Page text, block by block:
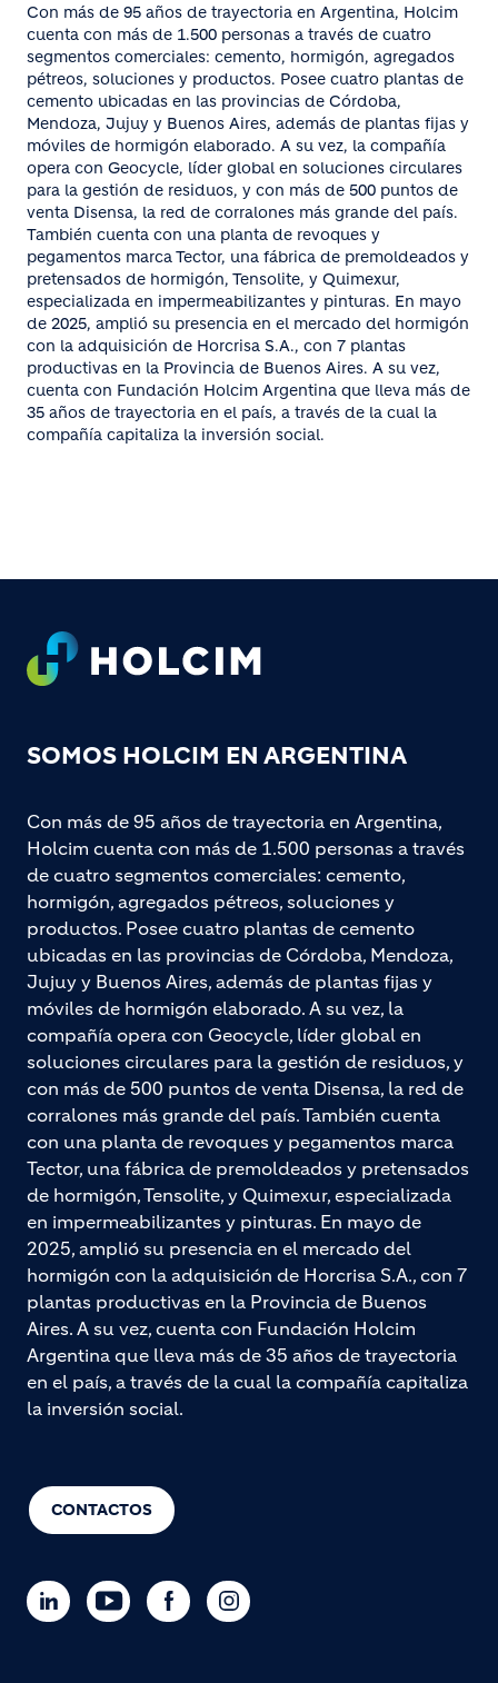
Con más de 95 años de trayectoria en Argentina, Holcim
cuenta con más de 1.500 personas a través de cuatro
segmentos comerciales: cemento, hormigón, agregados
pétreos, soluciones y productos. Posee cuatro plantas de
cemento ubicadas en las provincias de Córdoba,
Mendoza, Jujuy y Buenos Aires, además de plantas fijas y
móviles de hormigón elaborado. A su vez, la compañía
opera con Geocycle, líder global en soluciones circulares
para la gestión de residuos, y con más de 500 puntos de
venta Disensa, la red de corralones más grande del país.
También cuenta con una planta de revoques y
pegamentos marca Tector, una fábrica de premoldeados y
pretensados de hormigón, Tensolite, y Quimexur,
especializada en impermeabilizantes y pinturas. En mayo
de 2025, amplió su presencia en el mercado del hormigón
con la adquisición de Horcrisa S.A., con 7 plantas
productivas en la Provincia de Buenos Aires. A su vez,
cuenta con Fundación Holcim Argentina que lleva más de
35 años de trayectoria en el país, a través de la cual la
compañía capitaliza la inversión social.
Footer
SOMOS HOLCIM EN ARGENTINA
CONTACTOS
Con más de 95 años de trayectoria en Argentina,
Holcim cuenta con más de 1.500 personas a través
de cuatro segmentos comerciales: cemento,
hormigón, agregados pétreos, soluciones y
productos. Posee cuatro plantas de cemento
ubicadas en las provincias de Córdoba, Mendoza,
Jujuy y Buenos Aires, además de plantas fijas y
móviles de hormigón elaborado. A su vez, la
compañía opera con Geocycle, líder global en
soluciones circulares para la gestión de residuos, y
con más de 500 puntos de venta Disensa, la red de
corralones más grande del país. También cuenta
con una planta de revoques y pegamentos marca
Tector, una fábrica de premoldeados y pretensados
de hormigón, Tensolite, y Quimexur, especializada
en impermeabilizantes y pinturas. En mayo de
2025, amplió su presencia en el mercado del
hormigón con la adquisición de Horcrisa S.A., con 7
plantas productivas en la Provincia de Buenos
Aires. A su vez, cuenta con Fundación Holcim
Argentina que lleva más de 35 años de trayectoria
en el país, a través de la cual la compañía capitaliza
la inversión social.